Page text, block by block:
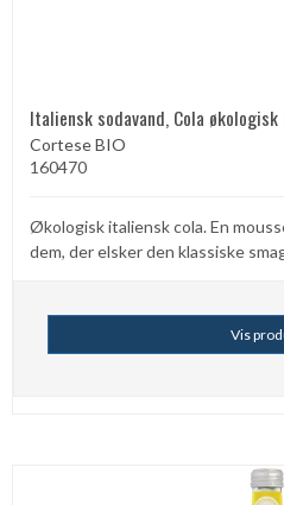
Italiensk sodavand, Cola
Cortese BIO
160470
Økologisk italiensk cola. En
dem, der elsker den klassiske
Vis